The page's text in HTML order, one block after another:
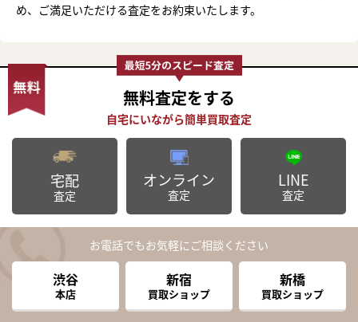
め、ご満足いただける査定をお約束いたします。
無料査定をする
宅配
査定
オンライン
査定
LINE
査定
お電話でもお気軽にご相談ください
渋谷
本店
新宿
買取ショップ
新橋
買取ショップ